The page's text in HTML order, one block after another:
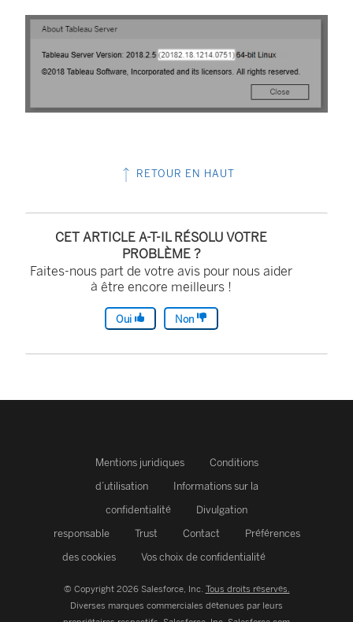
RETOUR EN HAUT
CET ARTICLE A-T-IL RÉSOLU VOTRE
PROBLÈME ?
Faites-nous part de votre avis pour nous aider
à être encore meilleurs !
Oui Non
Mentions juridiques
Conditions
d’utilisation
Informations sur la
confidentialité
Divulgation
responsable
Trust Contact
Préférences
des cookies
Vos choix de confidentialité
© Copyright 2026 Salesforce, Inc. Tous droits réservés.
Diverses marques commerciales détenues par leurs